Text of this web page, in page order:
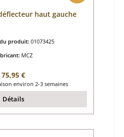
haut gauche
produit: 01073425
MCZ
Prix régulier :
75,95 €
environ 2-3 semaines
Détails